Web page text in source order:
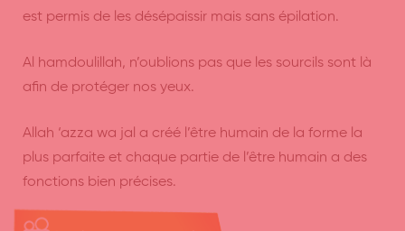
est permis de les désépaissir mais sans épilation.
Al hamdoulillah, n’oublions pas que les sourcils sont là
afin de protéger nos yeux.
Allah ‘azza wa jal a créé l’être humain de la forme la
plus parfaite et chaque partie de l’être humain a des
fonctions bien précises.